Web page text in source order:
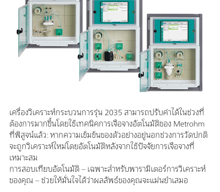
เครื่องวิเคราะห์กระบวนการรุ่น 2035 สามารถปรับค่าได้ในช่วงที่
ต้องการมากขึ้นโดยใช้เทคนิคการเจือจางอัตโนมัติของ Metrohm
ที่พิสูจน์แล้ว: หากความเข้มข้นของตัวอย่างอยู่นอกช่วงการวัดปกติ
จะถูกวิเคราะห์ใหม่โดยอัตโนมัติหลังจากใช้ปัจจัยการเจือจางที่
เหมาะสม
การสอบเทียบอัตโนมัติ – เฉพาะสำหรับพารามิเตอร์การวิเคราะห์
ของคุณ – ช่วยให้มั่นใจได้ว่าผลลัพธ์ของคุณจะแม่นยำเสมอ